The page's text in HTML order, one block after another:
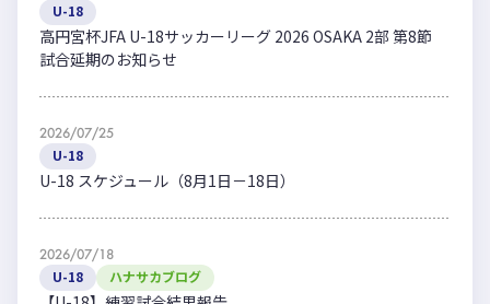
U-18
高円宮杯JFA U-18サッカーリーグ 2026 OSAKA 2部 第8節
試合延期のお知らせ
2026/07/25
U-18
U-18 スケジュール（8月1日－18日）
2026/07/18
U-18 ハナサカブログ